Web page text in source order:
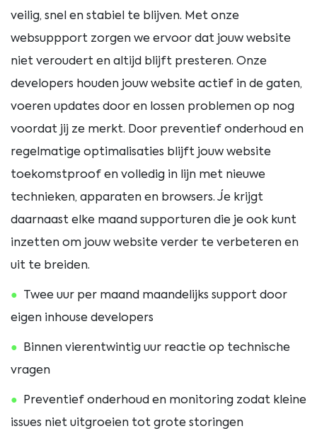
veilig, snel en stabiel te blijven. Met onze
websuppport zorgen we ervoor dat jouw website
niet veroudert en altijd blijft presteren. Onze
developers houden jouw website actief in de gaten,
voeren updates door en lossen problemen op nog
voordat jij ze merkt. Door preventief onderhoud en
regelmatige optimalisaties blijft jouw website
toekomstproof en volledig in lijn met nieuwe
technieken, apparaten en browsers. Je krijgt
daarnaast elke maand supporturen die je ook kunt
inzetten om jouw website verder te verbeteren en
uit te breiden.
Twee uur per maand maandelijks support door
eigen inhouse developers
Binnen vierentwintig uur reactie op technische
vragen
Preventief onderhoud en monitoring zodat kleine
issues niet uitgroeien tot grote storingen